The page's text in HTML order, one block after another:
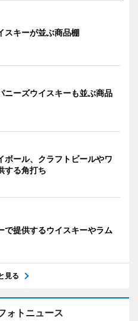
スキーが並ぶ商品棚
ニーズウイスキーも並ぶ商品
ボール、クラフトビールやワ
する角打ち
で提供するウイスキーやラム
見る
ォトニュース